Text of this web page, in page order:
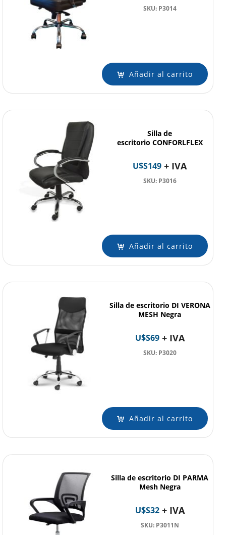
SKU: P3014
Añadir al carrito
Silla de
escritorio CONFORLFLEX
U$S149 + IVA
SKU: P3016
Añadir al carrito
Silla de escritorio DI VERONA
MESH Negra
U$S69+ IVA
SKU: P3020
Añadir al carrito
Silla de escritorio DI PARMA
Mesh Negra
U$S32+ IVA
SKU: P3011N